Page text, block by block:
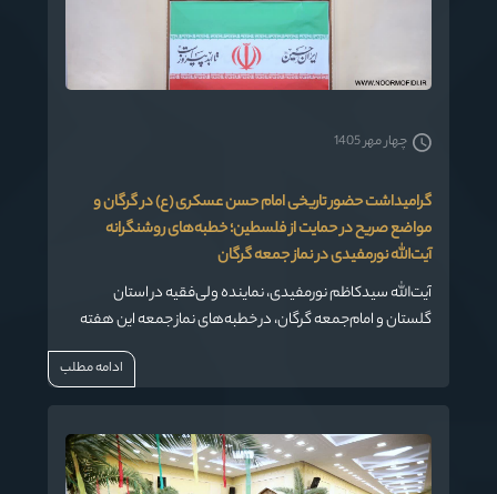
گرامیداشت حضور تاریخی امام حسن عسکری (ع) در گرگان و
مواضع صریح در حمایت از فلسطین؛ خطبه‌های روشنگرانه
آیت‌الله نورمفیدی در نماز جمعه گرگان
آیت‌الله سیدکاظم نورمفیدی، نماینده ولی‌فقیه در استان
گلستان و امام‌جمعه گرگان، در خطبه‌های نماز جمعه این هفته
(۴ مهر ۱۴۰۴)، با اشاره به روایت تاریخی ورود امام حسن عسکری
(ع) به جرجان، بر ضرورت ثبت این رخداد در حافظه فرهنگی شهر
مورد نقد قرار داد و از وحدت ملت در برابر هجمه‌ها تقدیر کرد.
چهار مهر 1405
ادامه مطلب